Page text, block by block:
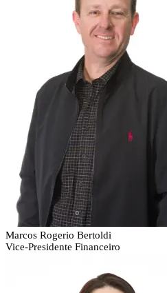
Marcos Rogerio Bertoldi
Vice-Presidente Financeiro